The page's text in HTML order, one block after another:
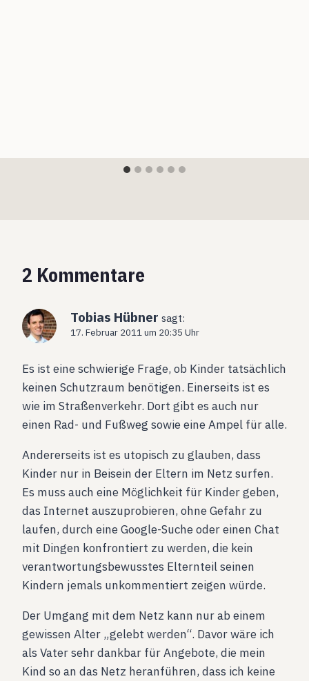
2 Kommentare
Tobias Hübner sagt:
17. Februar 2011 um 20:35 Uhr
Es ist eine schwierige Frage, ob Kinder tatsächlich
keinen Schutzraum benötigen. Einerseits ist es
wie im Straßenverkehr. Dort gibt es auch nur
einen Rad- und Fußweg sowie eine Ampel für alle.
Andererseits ist es utopisch zu glauben, dass
Kinder nur in Beisein der Eltern im Netz surfen.
Es muss auch eine Möglichkeit für Kinder geben,
das Internet auszuprobieren, ohne Gefahr zu
laufen, durch eine Google-Suche oder einen Chat
mit Dingen konfrontiert zu werden, die kein
verantwortungsbewusstes Elternteil seinen
Kindern jemals unkommentiert zeigen würde.
Der Umgang mit dem Netz kann nur ab einem
gewissen Alter „gelebt werden“. Davor wäre ich
als Vater sehr dankbar für Angebote, die mein
Kind so an das Netz heranführen, dass ich keine